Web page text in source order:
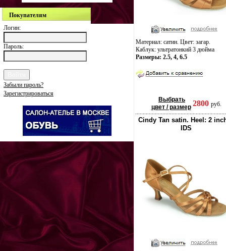
Покупателям
Логин:
Пароль:
Забыли пароль?
Зарегистрироваться
Материал: сатин. Цвет: загар.
Каблук: ультратонкий 3 дюйма
Размеры: 2.5, 4, 6.5
Выбрать
цвет / размер 2800 руб.
Cindy Tan satin. Heel: 2
IDS